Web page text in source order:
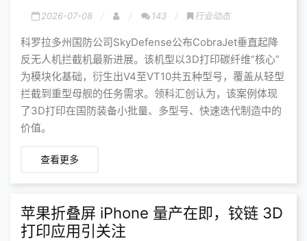
2026-07-08 143 行业动态
科罗拉多州国防公司SkyDefense公布CobraJet垂直起降
反无人机拦截机最新进展。该机型以3D打印碳纤维“核心”
为模块化基础，衍生出V4至VT10共五种型号，覆盖从轻型
拦截到重型母舰的任务需求。领科汇创认为，该案例体现
了3D打印在国防装备小批量、多型号、快速迭代制造中的
价值。
查看更多
苹果折叠屏 iPhone 量产在即，铰链 3D
打印应用引关注